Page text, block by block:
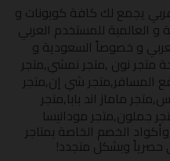
يجمع لك كافة كوبونات و
العالمية للمستخدم العربي
و خصوصاً السعودية و
متجر نون ,متجر نمشي,متجر
المسافر,متجر شي إن,متجر
,متجر ماماز اند بابا,متجر
جملون,متجر مودانيسا
الخصم الخاصة بمتاجر
حصرياً وبشكل متجدد!